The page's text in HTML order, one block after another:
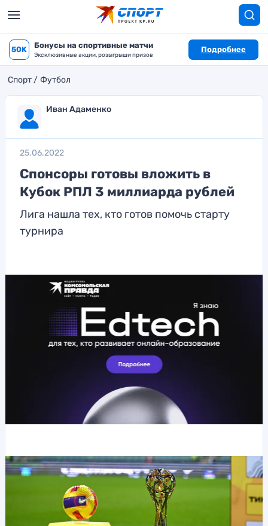
50K Бонусы на спортивные матчи
Эксклюзивные акции, розыгрыши призов
Подробнее
Спорт Футбол
Иван Адаменко
25.06.2022
Спонсоры готовы вложить в
Кубок РПЛ 3 миллиарда рублей
Лига нашла тех, кто готов помочь старту
турнира